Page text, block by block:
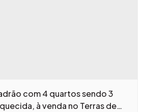
com 4 quartos sendo 3
à venda no Terras de